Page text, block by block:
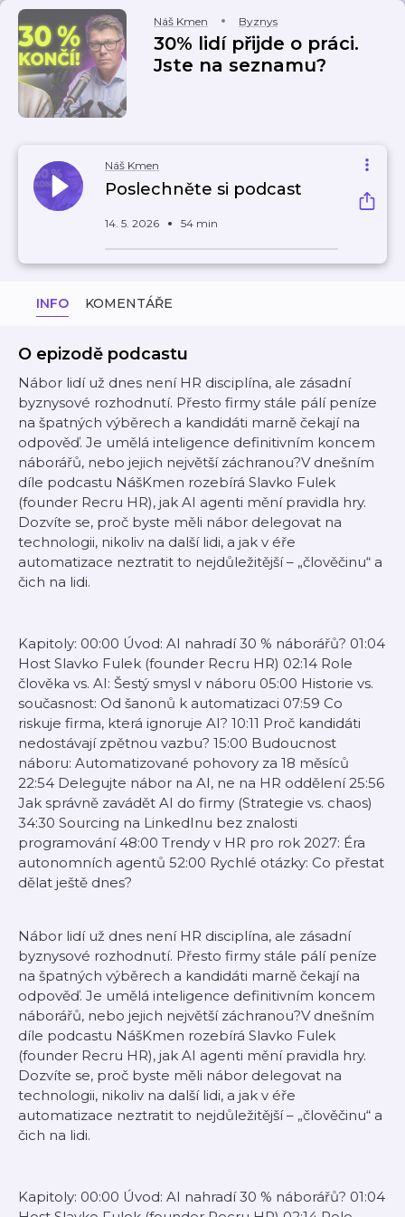
Náš Kmen Byznys
30% lidí přijde o práci.
Jste na seznamu?
Náš Kmen
Poslechněte si podcast
14. 5. 2026 54 min
INFO KOMENTÁŘE
O epizodě podcastu
Nábor lidí už dnes není HR disciplína, ale zásadní
byznysové rozhodnutí. Přesto firmy stále pálí peníze
na špatných výběrech a kandidáti marně čekají na
odpověď. Je umělá inteligence definitivním koncem
náborářů, nebo jejich největší záchranou?V dnešním
díle podcastu NášKmen rozebírá Slavko Fulek
(founder Recru HR), jak AI agenti mění pravidla hry.
Dozvíte se, proč byste měli nábor delegovat na
technologii, nikoliv na další lidi, a jak v éře
automatizace neztratit to nejdůležitější – „člověčinu“ a
čich na lidi.
Kapitoly: 00:00 Úvod: AI nahradí 30 % náborářů? 01:04
Host Slavko Fulek (founder Recru HR) 02:14 Role
člověka vs. AI: Šestý smysl v náboru 05:00 Historie vs.
současnost: Od šanonů k automatizaci 07:59 Co
riskuje firma, která ignoruje AI? 10:11 Proč kandidáti
nedostávají zpětnou vazbu? 15:00 Budoucnost
náboru: Automatizované pohovory za 18 měsíců
22:54 Delegujte nábor na AI, ne na HR oddělení 25:56
Jak správně zavádět AI do firmy (Strategie vs. chaos)
34:30 Sourcing na LinkedInu bez znalosti
programování 48:00 Trendy v HR pro rok 2027: Éra
autonomních agentů 52:00 Rychlé otázky: Co přestat
dělat ještě dnes?
Nábor lidí už dnes není HR disciplína, ale zásadní
byznysové rozhodnutí. Přesto firmy stále pálí peníze
na špatných výběrech a kandidáti marně čekají na
odpověď. Je umělá inteligence definitivním koncem
náborářů, nebo jejich největší záchranou?V dnešním
díle podcastu NášKmen rozebírá Slavko Fulek
(founder Recru HR), jak AI agenti mění pravidla hry.
Dozvíte se, proč byste měli nábor delegovat na
technologii, nikoliv na další lidi, a jak v éře
automatizace neztratit to nejdůležitější – „člověčinu“ a
čich na lidi.
Kapitoly: 00:00 Úvod: AI nahradí 30 % náborářů? 01:04